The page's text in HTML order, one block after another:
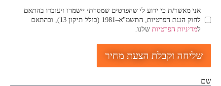
אני מאשר/ת כי ידוע לי שהפרטים שמסרתי יישמרו ויעובדו בהתאם
לחוק הגנת הפרטיות, התשמ"א–1981 (כולל תיקון 13), ובהתאם
למדיניות הפרטיות שלנו.
שליחה וקבלת הצעת מחיר
שם